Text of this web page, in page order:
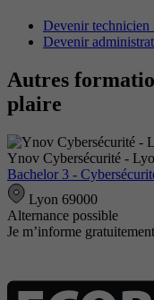
Devenir technicien
Devenir
Autres
plaire
Ynov Cybersécurité -
Bachelor 3 -
Lyon 69000
Alternance possible
Je m’informe gratuitement